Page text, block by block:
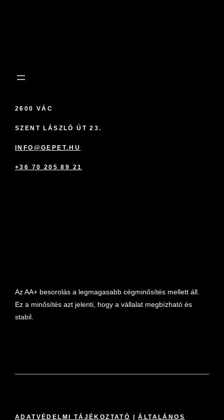
2600 VÁC
SZENT LÁSZLÓ ÚT 23.
INFO@GEPET.HU
+36 70 205 89 21
Az AA+ besorolás a legmagasabb cégminősítés mellett áll.
Ez a minősítés azt jelenti, hogy a vállalat megbízható és
stabil.
ADATVÉDELMI TÁJÉKOZTATÓ |ÁLTALÁNOS